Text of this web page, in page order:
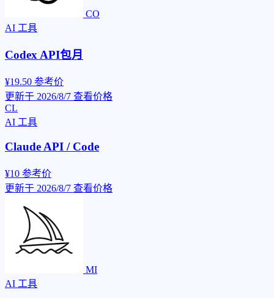
CO
AI 工具
Codex API包月
¥19.50 参考价
更新于 2026/8/7 查看价格
CL
AI 工具
Claude API / Code
¥10 参考价
更新于 2026/8/7 查看价格
MI
AI 工具